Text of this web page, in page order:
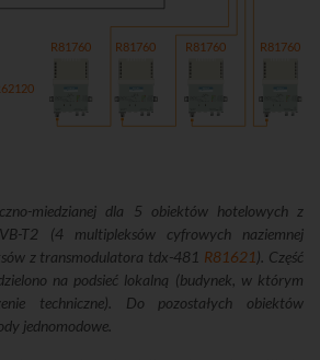
R81760
R81760
R81760 R81760
miedzianej dla 5 obiektów hotelowych z
T2 (4 multipleksów cyfrowych naziemnej
z transmodulatora tdx-481 R81621 ). Część
na podsieć lokalną (budynek, w którym
techniczne). Do pozostałych obiektów
jednomodowe.